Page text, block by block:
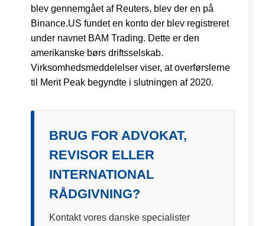
blev gennemgået af Reuters, blev der en på
Binance.US fundet en konto der blev registreret
under navnet BAM Trading. Dette er den
amerikanske børs driftsselskab.
Virksomhedsmeddelelser viser, at overførslerne
til Merit Peak begyndte i slutningen af 2020.
BRUG FOR ADVOKAT,
REVISOR ELLER
INTERNATIONAL
RÅDGIVNING?
Kontakt vores danske specialister